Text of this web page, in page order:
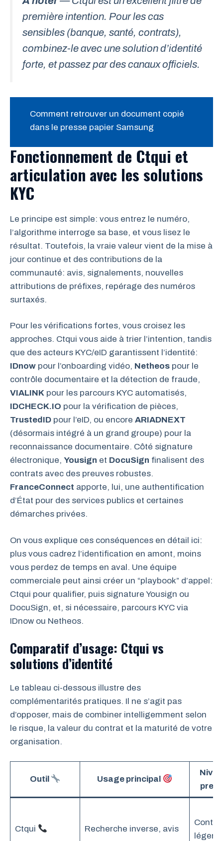
première intention. Pour les cas
sensibles (banque, santé, contrats),
combinez-le avec une solution d’identité
forte, et passez par des canaux officiels.
Comment retrouver un document copié
dans le presse papier Samsung
Fonctionnement de Ctqui et
articulation avec les solutions
KYC
Le principe est simple: vous entrez le numéro,
l’algorithme interroge sa base, et vous lisez le
résultat. Toutefois, la vraie valeur vient de la mise à
jour continue et des contributions de la
communauté: avis, signalements, nouvelles
attributions de préfixes, repérage des numéros
surtaxés.
Pour les vérifications fortes, vous croisez les
approches. Ctqui vous aide à trier l’intention, tandis
que des acteurs KYC/eID garantissent l’identité:
IDnow pour l’onboarding vidéo, Netheos pour le
contrôle documentaire et la détection de fraude,
VIALINK pour les parcours KYC automatisés,
IDCHECK.IO pour la vérification de pièces,
TrustedID pour l’eID, ou encore ARIADNEXT
(désormais intégré à un grand groupe) pour la
reconnaissance documentaire. Côté signature
électronique, Yousign et DocuSign finalisent des
contrats avec des preuves robustes.
FranceConnect apporte, lui, une authentification
d’État pour des services publics et certaines
démarches privées.
On vous explique ces conséquences en détail ici:
plus vous cadrez l’identification en amont, moins
vous perdez de temps en aval. Une équipe
commerciale peut ainsi créer un “playbook” d’appel:
Ctqui pour qualifier, puis signature Yousign ou
DocuSign, et, si nécessaire, parcours KYC via
IDnow ou Netheos.
Comparatif d’usage: Ctqui vs
solutions d’identité
Le tableau ci-dessous illustre des
complémentarités pratiques. Il ne s’agit pas
d’opposer, mais de combiner intelligemment selon
le risque, la valeur du contrat et la maturité de votre
organisation.
Outil Usage principal
Ctqui Recherche inverse, avis
léger